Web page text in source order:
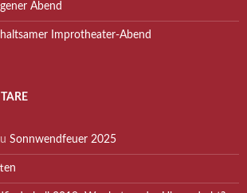
Abend
Improtheater-Abend
Sonnwendfeuer 2025